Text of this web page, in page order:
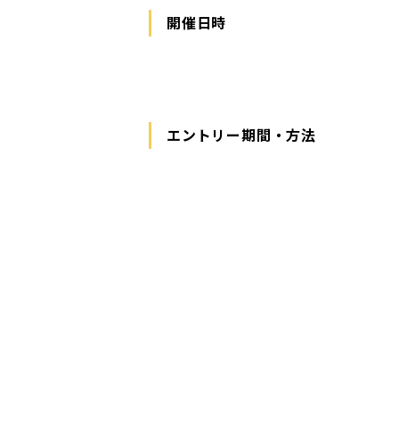
開催日時
エントリー期間・方法